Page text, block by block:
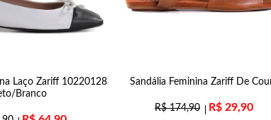
Laço Zariff 10220128
Branco
Sandália Feminina Zariff De
R$174,90 R$ 29,90